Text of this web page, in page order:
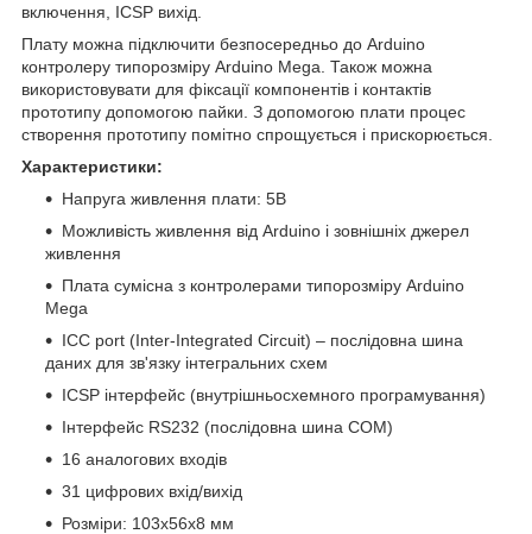
включення, ICSP вихід.
Плату можна підключити безпосередньо до Arduino
контролеру типорозміру Arduino Mega. Також можна
використовувати для фіксації компонентів і контактів
прототипу допомогою пайки. З допомогою плати процес
створення прототипу помітно спрощується і прискорюється.
Характеристики:
Напруга живлення плати: 5В
Можливість живлення від Arduino і зовнішніх джерел
живлення
Плата сумісна з контролерами типорозміру Arduino
Mega
ICC port (Inter-Integrated Circuit) – послідовна шина
даних для зв'язку інтегральних схем
ICSP інтерфейс (внутрішньосхемного програмування)
Інтерфейс RS232 (послідовна шина COM)
16 аналогових входів
31 цифрових вхід/вихід
Розміри: 103х56х8 мм